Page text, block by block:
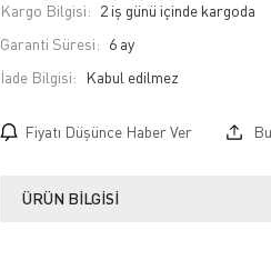
Kargo Bilgisi: 2 iş günü içinde kargoda
Garanti Süresi: 6 ay
İade Bilgisi:
Fiyatı Düşünce Haber Ver
ÜRÜN BILGISI